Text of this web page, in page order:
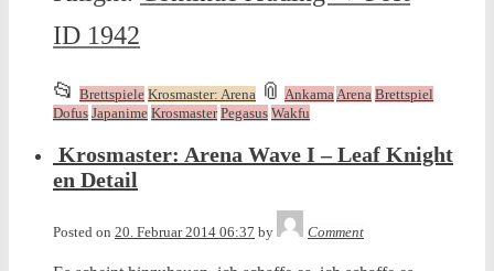
ID 1942
📂 This
entry
posted
in
Brettspiele Krosmaster: Arena 📎 and
tagged
AnkamaArena Brettspiel
Dofus Japanime Krosmaster Pegasus Wakfu
Krosmaster: Arena Wave I – Leaf Knight
en Detail
Posted on 20. Februar 2014 06:37 by
Comment